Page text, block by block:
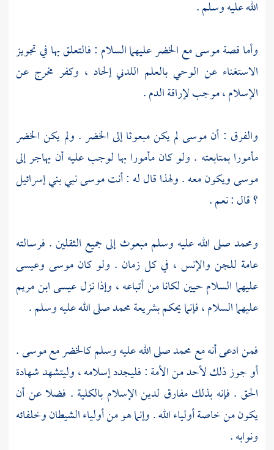
الله عليه وسلم .
وأما قصةموسىمعالخضرعليهما السلام : فالتعلق بها في تجويز
الاستغناء عن الوحي بالعلم اللدني إلحاد ، وكفر مخرج عن
الإسلام ، موجب لإراقة الدم .
والفرق : أنموسىلم يكن مبعوثا إلىالخضر. ولم يكنالخضر
مأمورا بمتابعته . ولو كان مأمورا بها لوجب عليه أن يهاجر إلى
موسىويكون معه . ولهذا قال له : أنتموسىنبيبني إسرائيل
؟قال : نعم .
ومحمدصلى الله عليه وسلم مبعوث إلى جميع الثقلين . فرسالته
عامة للجن والإنس ، في كل زمان . ولو كان موسى وعيسى
عليهما السلام حيين لكانا من أتباعه ، وإذا نزل عيسى ابن مريم
عليهما السلام ، فإنما يحكم بشريعةمحمدصلى الله عليه وسلم .
فمن ادعى أنه معمحمدصلى الله عليه وسلمكالخضرمعموسى.
أو جوز ذلك لأحد من الأمة : فليجدد إسلامه ، وليتشهد شهادة
الحق . فإنه بذلك مفارق لدين الإسلام بالكلية . فضلا عن أن
يكون من خاصة أولياء الله . وإنما هو من أولياء الشيطان وخلفائه
ونوابه .